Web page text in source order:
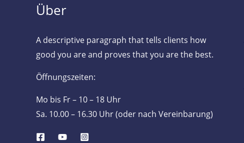
Über
A descriptive paragraph that tells clients how
good you are and proves that you are the best.
Öffnungszeiten:
Mo bis Fr – 10 – 18 Uhr
Sa. 10.00 – 16.30 Uhr (oder nach Vereinbarung)